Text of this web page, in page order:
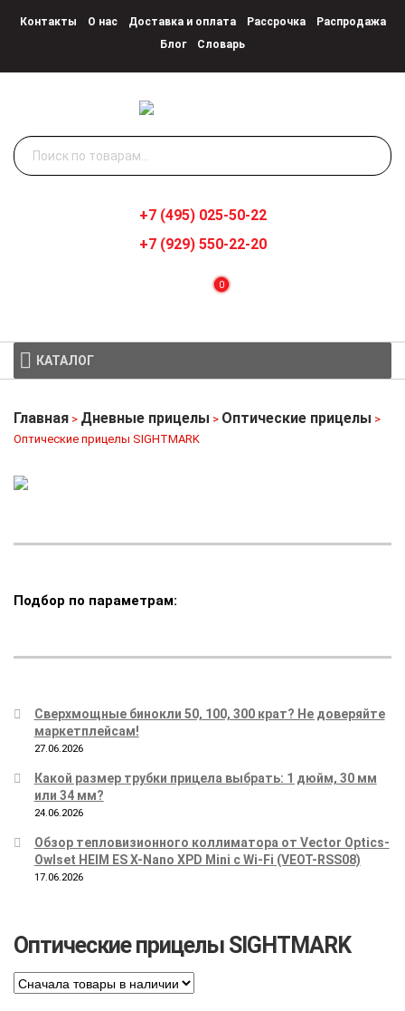
Контакты О нас Доставка и оплата Рассрочка
Распродажа
Блог
Словарь
Искать:
0
+7 (495) 025-50-22
+7 (929) 550-22-20
КАТАЛОГ
Главная > Дневные прицелы > Оптические прицелы >
Оптические прицелы SIGHTMARK
Подбор по параметрам:
Сверхмощные бинокли 50, 100, 300 крат? Не доверяйте
маркетплейсам!
27.06.2026
Какой размер трубки прицела выбрать: 1 дюйм, 30 мм
или 34 мм?
24.06.2026
Обзор тепловизионного коллиматора от Vector Optics-
Owlset HEIM ES X-Nano XPD Mini с Wi-Fi (VEOT-RSS08)
17.06.2026
Оптические прицелы SIGHTMARK